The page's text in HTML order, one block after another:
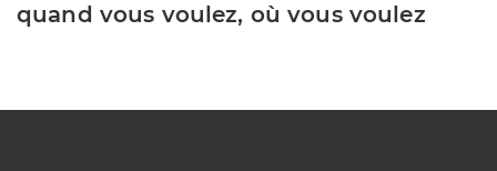
quand vous voulez, où vous voulez